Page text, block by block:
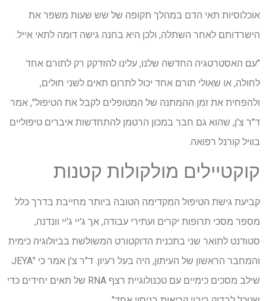
אוכלוסיות תאי הדם במהלך תקופה של שש שעות משפר את
הישרדותם לאחר השתלה, ולכן היא בחנה גישה דומה לתאי אייל.
"עם האסטרטגיה החדשה שלנו, עלינו להזדקק רק לתורם אחד
לחולה, או שאולי תורם אחד יכול לתרום תאים לשני חולים,
ולהפחית את זמן ההמתנה של המטופלים לקבל את הטיפול", אמר
ד"ר צ'ן, שהוא גם חבר במכון הרטמן להתחדשות איברים טיפוליים
בוויל קורנל רפואה.
קוקטיילים מולקולות קטנות
קביעת גישת הטיפול המקדימה הטובה ביותר מחייבת בדרך כלל
מספר מסכי תרופות יקרים ועתירי עבודה, אך ג'יי ג'יי וונדנה,
סטודנט לתואר שני בתכנית הדוקטורט המשולשת בביולוגיה כימית
והמחבר הראשון של העיתון, היה בעל רעיון. ד"ר צ'ן אמר כי "JEYA
שילב מסכים כימיים עם טכנולוגיית רצף RNA של תאים יחידים כדי